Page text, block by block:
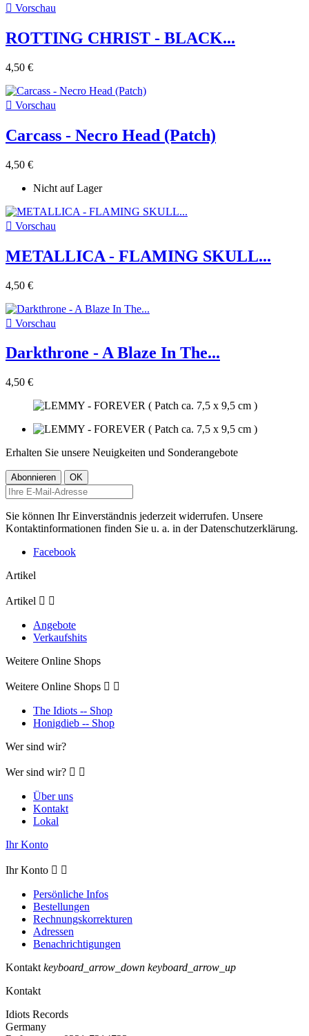
 Vorschau
ROTTING CHRIST - BLACK...
4,50 €
 Vorschau
Carcass - Necro Head (Patch)
4,50 €
Nicht auf Lager
 Vorschau
METALLICA - FLAMING SKULL...
4,50 €
 Vorschau
Darkthrone - A Blaze In The...
4,50 €
Erhalten Sie unsere Neuigkeiten und Sonderangebote
Sie können Ihr Einverständnis jederzeit widerrufen. Unsere
Kontaktinformationen finden Sie u. a. in der Datenschutzerklärung.
Facebook
Artikel
Artikel  
Angebote
Verkaufshits
Weitere Online Shops
Weitere Online Shops  
The Idiots -- Shop
Honigdieb -- Shop
Wer sind wir?
Wer sind wir?  
Über uns
Kontakt
Lokal
Ihr Konto
Ihr Konto  
Persönliche Infos
Bestellungen
Rechnungskorrekturen
Adressen
Benachrichtigungen
Kontakt keyboard_arrow_down keyboard_arrow_up
Kontakt
Idiots Records
Germany